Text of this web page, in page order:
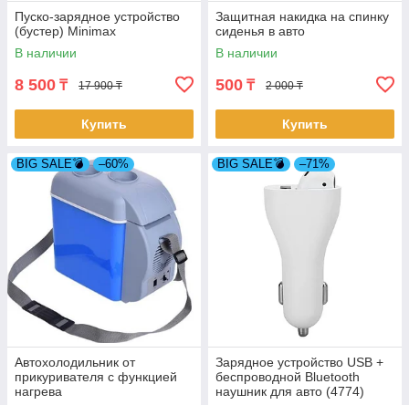
Пуско-зарядное устройство
(бустер) Minimax
В наличии
8 500 ₸ 17 900 ₸
Купить
Защитная накидка на спинку
сиденья в авто
В наличии
500 ₸ 2 000 ₸
Купить
BIG SALE💣 –60%
Автохолодильник от
прикуривателя с функцией
нагрева
BIG SALE💣 –71%
Зарядное устройство USB +
беспроводной Bluetooth
наушник для авто (4774)